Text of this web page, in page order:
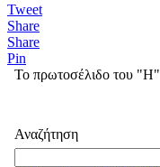
Tweet
Share
Share
Pin
Το πρωτοσέλιδο του "Η"
Αναζήτηση